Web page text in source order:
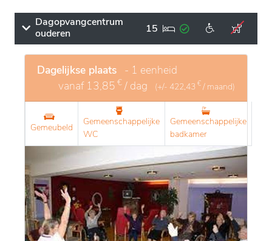
Dagopvangcentrum
ouderen
15
Dagelijkse plaats - 1 eenheid
vanaf 13,85 € / dag (+/- 422,43 € / maand)
Gemeubeld
Gemeenschappelijke
WC
Gemeenschappelijke
badkamer